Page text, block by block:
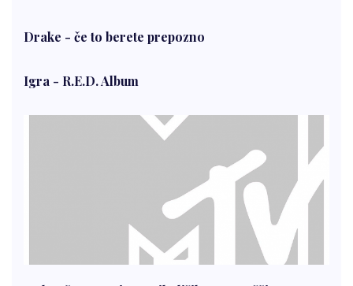
Drake - če to berete prepozno
Igra - R.E.D. Album